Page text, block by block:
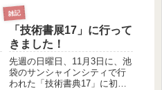
て堪能してきました。 なに
か自分のお土産に買いたいと
思っていたので、中華街で中
国茶の茶葉を4種類ほど買って
きました。購入したのは「茉
莉花茶...
雑記
「技術書展17」に行って
きました！
先週の日曜日、11月3日に、池
袋のサンシャインシティで行
われた「技術書典17」に初め